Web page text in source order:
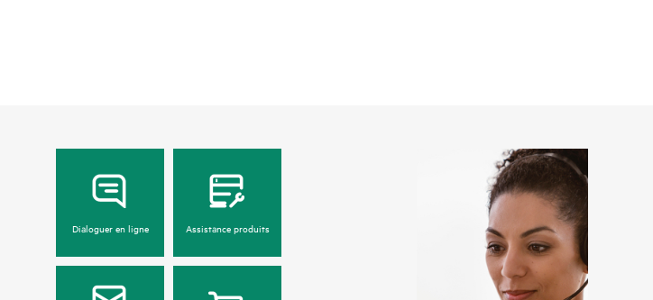
Dialoguer en ligne Assistance produits